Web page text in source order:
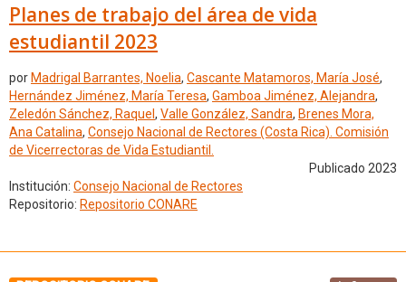
Planes de trabajo del área de vida
estudiantil 2023
por Madrigal Barrantes, Noelia, Cascante Matamoros, María José,
Hernández Jiménez, María Teresa, Gamboa Jiménez, Alejandra,
Zeledón Sánchez, Raquel , Valle González, Sandra, Brenes Mora,
Ana Catalina, Consejo Nacional de Rectores (Costa Rica). Comisión
de Vicerrectoras de Vida Estudiantil.
Publicado 2023
Institución: Consejo Nacional de Rectores
Repositorio: Repositorio CONARE